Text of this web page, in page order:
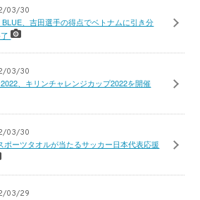
03/30
BLUE、吉田選手の得点でベトナムに引き分
了
03/30
、キリンチャレンジカップ2022を開催
03/30
ポーツタオルが当たるサッカー日本代表応援
03/29